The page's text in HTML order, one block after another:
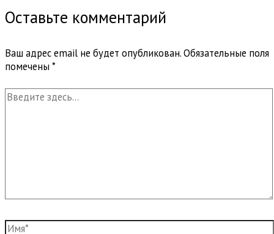
Оставьте комментарий
Ваш адрес email не будет опубликован.Обязательные поля
помечены *
Введите
Имя*